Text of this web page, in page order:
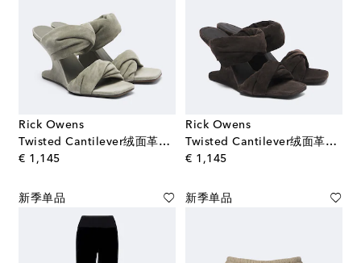
Rick Owens
Twisted Cantilever绒面革坡跟穆勒鞋
€ 1,145original price
Rick Owens
Twisted Cantilever绒面革坡跟穆勒鞋
€ 1,145original price
新季单品 新季单品